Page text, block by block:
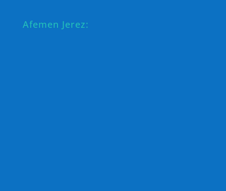
Afemen Jerez: